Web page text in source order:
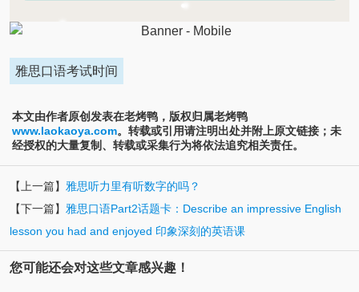
雅思口语考试时间
本文由作者原创发表在老烤鸭，版权归属老烤鸭
www.laokaoya.com。转载或引用请注明出处并附上原文链接；未
经授权的大量复制、转载或采集行为将依法追究相关责任。
【上一篇】 雅思听力里有听数字的吗？
【下一篇】 雅思口语Part2话题卡：Describe an impressive English
lesson you had and enjoyed 印象深刻的英语课
您可能还会对这些文章感兴趣！